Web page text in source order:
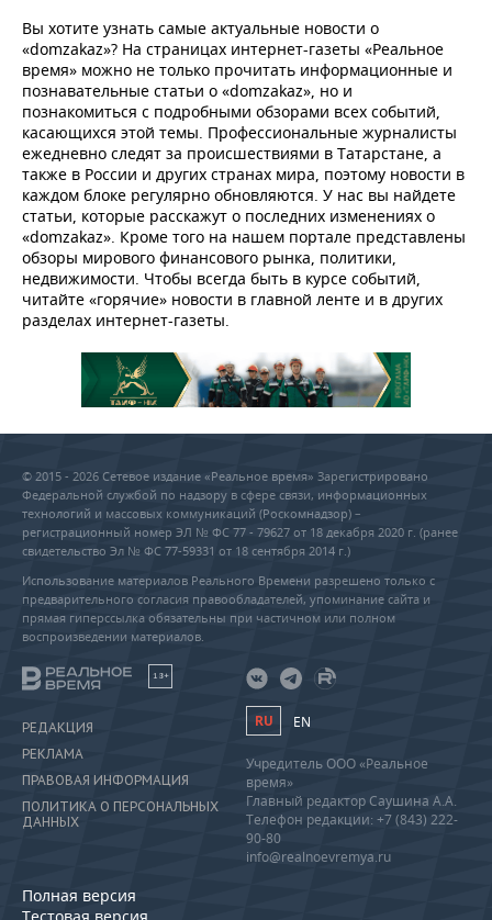
Вы хотите узнать самые актуальные новости о
«domzakaz»? На страницах интернет-газеты «Реальное
время» можно не только прочитать информационные и
познавательные статьи о «domzakaz», но и
познакомиться с подробными обзорами всех событий,
касающихся этой темы. Профессиональные журналисты
ежедневно следят за происшествиями в Татарстане, а
также в России и других странах мира, поэтому новости в
каждом блоке регулярно обновляются. У нас вы найдете
статьи, которые расскажут о последних изменениях о
«domzakaz». Кроме того на нашем портале представлены
обзоры мирового финансового рынка, политики,
недвижимости. Чтобы всегда быть в курсе событий,
читайте «горячие» новости в главной ленте и в других
разделах интернет-газеты.
© 2015 - 2026 Сетевое издание «Реальное время» Зарегистрировано
Федеральной службой по надзору в сфере связи, информационных
технологий и массовых коммуникаций (Роскомнадзор) –
регистрационный номер ЭЛ № ФС 77 - 79627 от 18 декабря 2020 г. (ранее
свидетельство Эл № ФС 77-59331 от 18 сентября 2014 г.)
Использование материалов Реального Времени разрешено только с
предварительного согласия правообладателей, упоминание сайта и
прямая гиперссылка обязательны при частичном или полном
воспроизведении материалов.
18+
РЕДАКЦИЯ
РЕКЛАМА
ПРАВОВАЯ ИНФОРМАЦИЯ
ПОЛИТИКА О ПЕРСОНАЛЬНЫХ
ДАННЫХ
Полная версия
RU EN
Учредитель ООО «Реальное
время»
Главный редактор Саушина А.А.
Телефон редакции: +7 (843) 222-
90-80
info@realnoevremya.ru